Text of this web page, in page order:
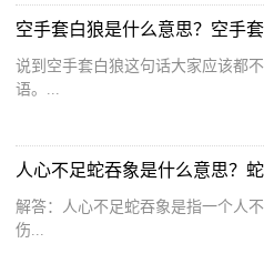
空手套白狼是什么意思？空手
说到空手套白狼这句话大家应该都
语。...
人心不足蛇吞象是什么意思？
解答：人心不足蛇吞象是指一个人
伤...